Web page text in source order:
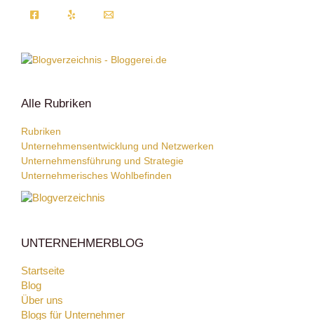
Alle Rubriken
Rubriken
Unternehmensentwicklung und Netzwerken
Unternehmensführung und Strategie
Unternehmerisches Wohlbefinden
UNTERNEHMERBLOG
Startseite
Blog
Über uns
Blogs für Unternehmer